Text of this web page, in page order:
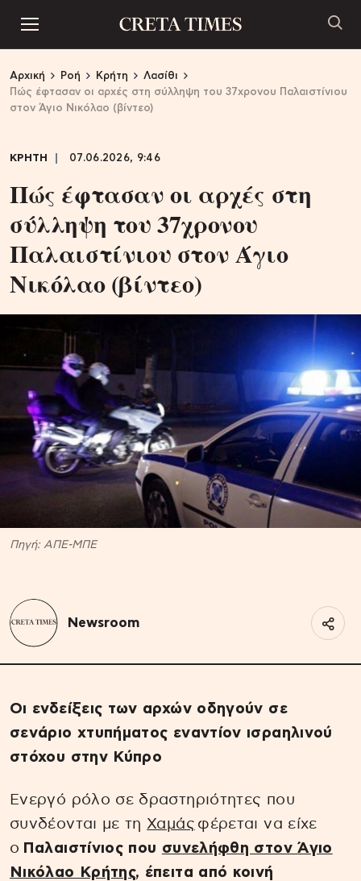
Αρχική Ροή Κρήτη
Λασίθι
Πώς έφτασαν οι αρχές στη σύλληψη του 37χρονου Παλαιστίνιου
στον Άγιο Νικόλαο (βίντεο)
ΚΡΗΤΗ 07.06.2026, 9:46
Πώς έφτασαν οι αρχές στη
σύλληψη του 37χρονου
Παλαιστίνιου στον Άγιο
Νικόλαο (βίντεο)
Πηγή: ΑΠΕ-ΜΠΕ
Newsroom
Οι ενδείξεις των αρχών οδηγούν σε
σενάριο χτυπήματος εναντίον ισραηλινού
στόχου στην Κύπρο
Ενεργό ρόλο σε δραστηριότητες που
συνδέονται με τη Χαμάς φέρεται να είχε
ο Παλαιστίνιος που συνελήφθη στον Άγιο
Νικόλαο Κρήτης, έπειτα από κοινή